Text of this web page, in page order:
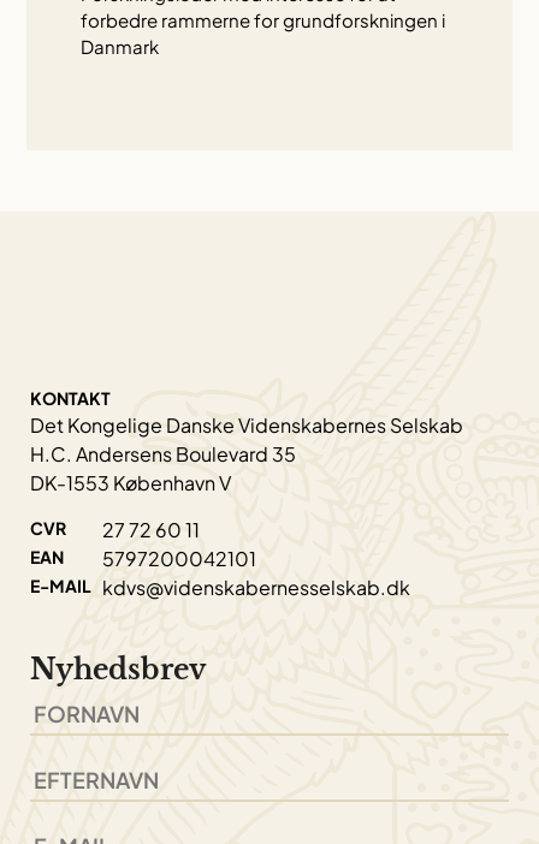
forbedre rammerne for grundforskningen i
Danmark
KONTAKT
Det Kongelige Danske Videnskabernes Selskab
H.C. Andersens Boulevard 35
DK-1553 København V
CVR 27 72 60 11
EAN 5797200042101
E-MAIL kdvs@videnskabernesselskab.dk
Nyhedsbrev